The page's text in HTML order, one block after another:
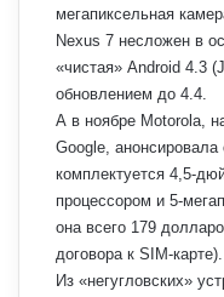
мегапиксельная
Nexus 7 несложен в
«чистая» Android 4.3
обновлением до 4.4.
А в ноябре Motorola,
Google,
комплектуется 4,5-
процессором и 5-
она всего 179
договора к SIM-карте).
Из «негугловских»